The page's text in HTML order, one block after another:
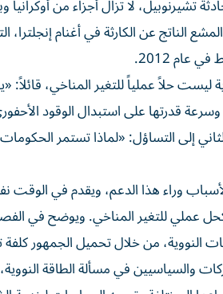
تشيرنوبيل، لا تزال أجزاء من
الناتج عن الكارثة في أغنام
2012.
ليست حلاً عملياً للتغير المناخي،
قدرتها على استبدال الوقود
إلى التساؤل: «لماذا تستمر
وراء هذا الدعم، ويقدم في
عملي للتغير المناخي. ويوضح في
النووية، من خلال تحميل الجمهور
والسياسيين في مسألة الطاقة